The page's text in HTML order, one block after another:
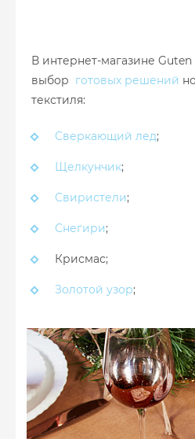
В интернет-магазине
выбор готовых решений
текстиля:
Сверкающий лед;
Щелкунчик;
Свиристели;
Снегири;
Крисмас;
Золотой узор;